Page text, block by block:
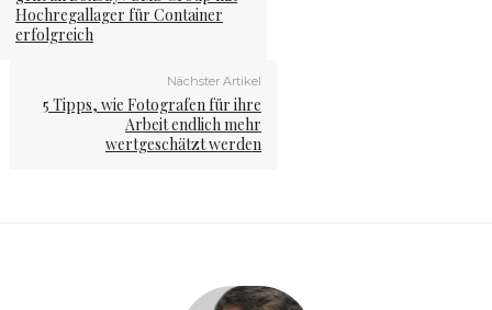
Hochregallager für Container
erfolgreich
Nächster Artikel
5 Tipps, wie Fotografen für ihre
Arbeit endlich mehr
wertgeschätzt werden